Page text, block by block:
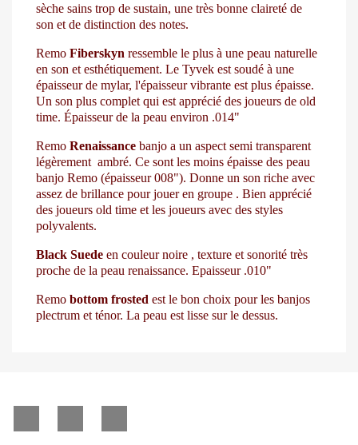
sèche sains trop de sustain, une très bonne claireté de
son et de distinction des notes.
Remo Fiberskyn ressemble le plus à une peau naturelle
en son et esthétiquement. Le Tyvek est soudé à une
épaisseur de mylar, l'épaisseur vibrante est plus épaisse.
Un son plus complet qui est apprécié des joueurs de old
time. Épaisseur de la peau environ .014"
Remo Renaissance banjo a un aspect semi transparent
légèrement ambré. Ce sont les moins épaisse des peau
banjo Remo (épaisseur 008"). Donne un son riche avec
assez de brillance pour jouer en groupe . Bien apprécié
des joueurs old time et les joueurs avec des styles
polyvalents.
Black Suede en couleur noire , texture et sonorité très
proche de la peau renaissance. Epaisseur .010"
Remo bottom frosted est le bon choix pour les banjos
plectrum et ténor. La peau est lisse sur le dessus.